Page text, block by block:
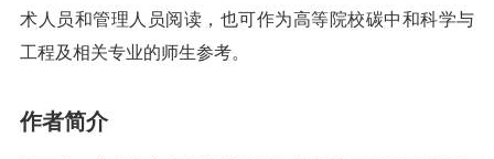
术人员和管理人员阅读，也可作为高等院校碳中和科学与
工程及相关专业的师生参考。
作者简介